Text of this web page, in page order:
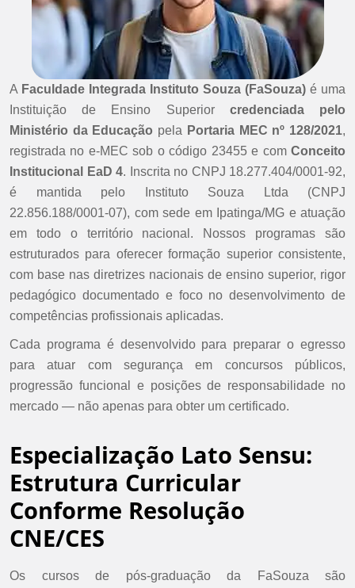
A Faculdade Integrada Instituto Souza (FaSouza) é uma
Instituição de Ensino Superior credenciada pelo
Ministério da Educação pela Portaria MEC nº 128/2021,
registrada no e-MEC sob o código 23455 e com Conceito
Institucional EaD 4. Inscrita no CNPJ 18.277.404/0001-92,
é mantida pelo Instituto Souza Ltda (CNPJ
22.856.188/0001-07), com sede em Ipatinga/MG e atuação
em todo o território nacional. Nossos programas são
estruturados para oferecer formação superior consistente,
com base nas diretrizes nacionais de ensino superior, rigor
pedagógico documentado e foco no desenvolvimento de
competências profissionais aplicadas.
Cada programa é desenvolvido para preparar o egresso
para atuar com segurança em concursos públicos,
progressão funcional e posições de responsabilidade no
mercado — não apenas para obter um certificado.
Especialização Lato Sensu:
Estrutura Curricular
Conforme Resolução
CNE/CES
Os cursos de pós-graduação da FaSouza são